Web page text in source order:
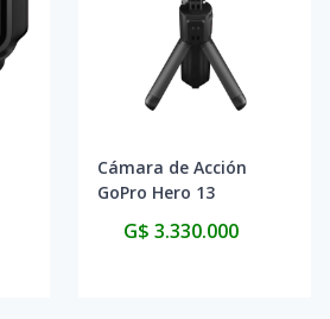
Cámara de Acción
GoPro Hero 13
CHDFB-131-TH - Black
G$ 3.330.000